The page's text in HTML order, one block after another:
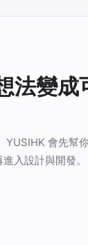
法變成
會先幫
入設計與開發。